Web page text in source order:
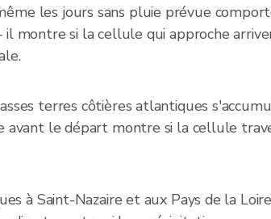
les jours sans pluie prévue
montre si la cellule qui approche
terres côtières atlantiques
avant le départ montre si la cellule
à Saint-Nazaire et aux Pays de la